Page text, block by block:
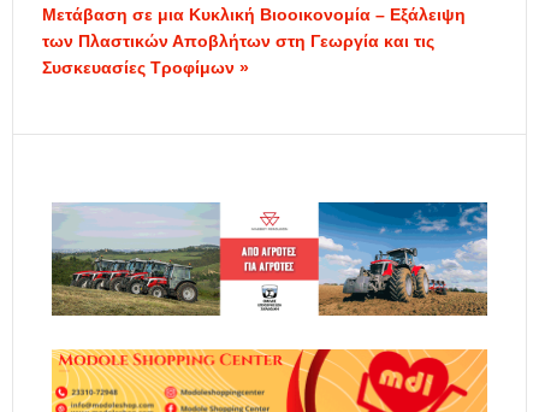
Μετάβαση σε μια Κυκλική Βιοοικονομία – Εξάλειψη
των Πλαστικών Αποβλήτων στη Γεωργία και τις
Συσκευασίες Τροφίμων »